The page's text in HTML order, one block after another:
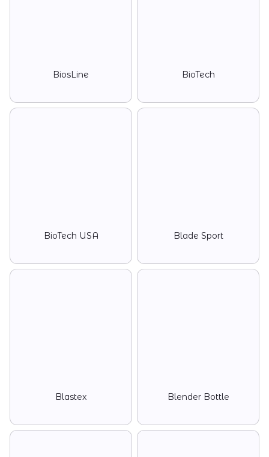
BiosLine BioTech
BioTech USA Blade Sport
Blastex Blender Bottle